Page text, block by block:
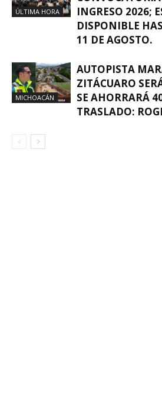
ÚLTIMA HORA
INGRESO 2026;
DISPONIBLE
11 DE AGOSTO.
MICHOACÁN
AUTOPISTA
ZITÁCUARO
SE AHORRARÁ
TRASLADO: